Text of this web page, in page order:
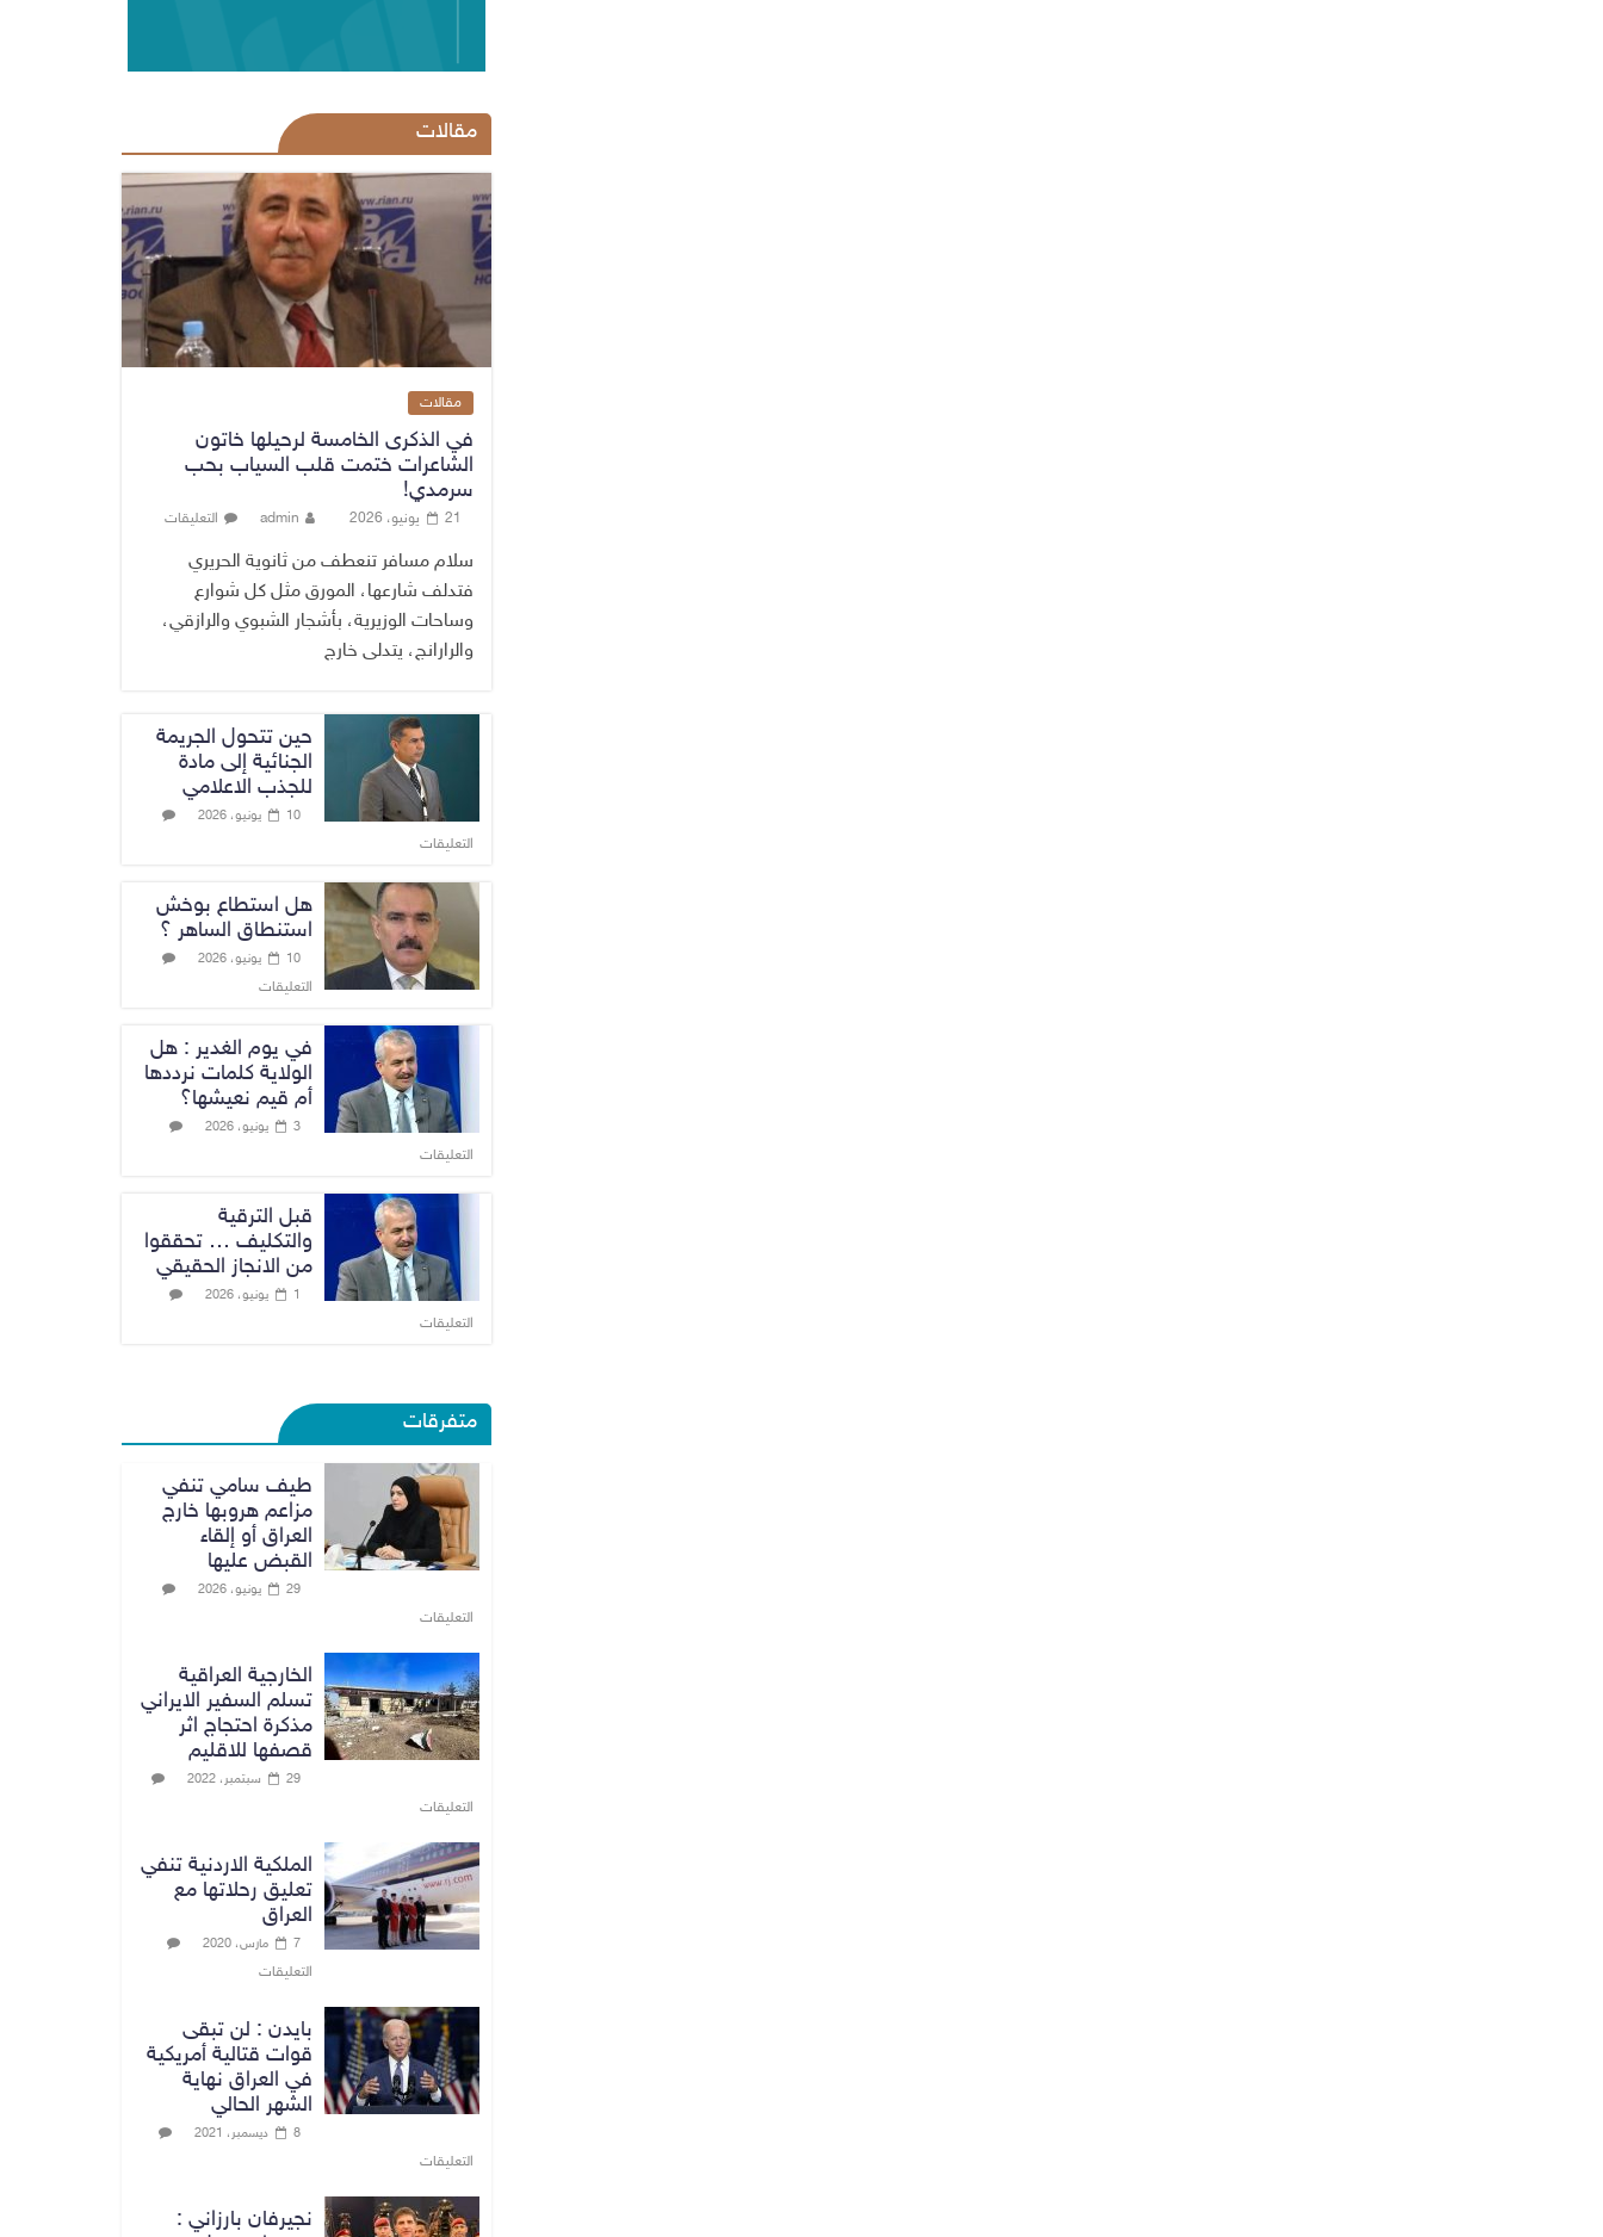
مقالات
مقالات
في الذكرى الخامسة لرحيلها خاتون
الشاعرات ختمت قلب السياب بحب
سرمدي!
21 يونيو، 2026 admin التعليقات
سلام مسافر تنعطف من ثانوية الحريري
فتدلف شارعها، المورق مثل كل شوارع
وساحات الوزيرية، بأشجار الشبوي والرازقي،
والرارانج، يتدلى خارج
حين تتحول الجريمة
الجنائية إلى مادة
للجذب الاعلامي
10 يونيو، 2026
التعليقات
هل استطاع بوخش
استنطاق الساهر ؟
10 يونيو، 2026
التعليقات
في يوم الغدير : هل
الولاية كلمات نرددها
أم قيم نعيشها؟
3 يونيو، 2026
التعليقات
قبل الترقية
والتكليف … تحققوا
من الانجاز الحقيقي
1 يونيو، 2026
التعليقات
متفرقات
طيف سامي تنفي
مزاعم هروبها خارج
العراق أو إلقاء
القبض عليها
29 يونيو، 2026
التعليقات
الخارجية العراقية
تسلم السفير الايراني
مذكرة احتجاج اثر
قصفها للاقليم
29 سبتمبر، 2022
التعليقات
الملكية الاردنية تنفي
تعليق رحلاتها مع
العراق
7 مارس، 2020
التعليقات
بايدن : لن تبقى
قوات قتالية أمريكية
في العراق نهاية
الشهر الحالي
8 ديسمبر، 2021
التعليقات
نجيرفان بارزاني :